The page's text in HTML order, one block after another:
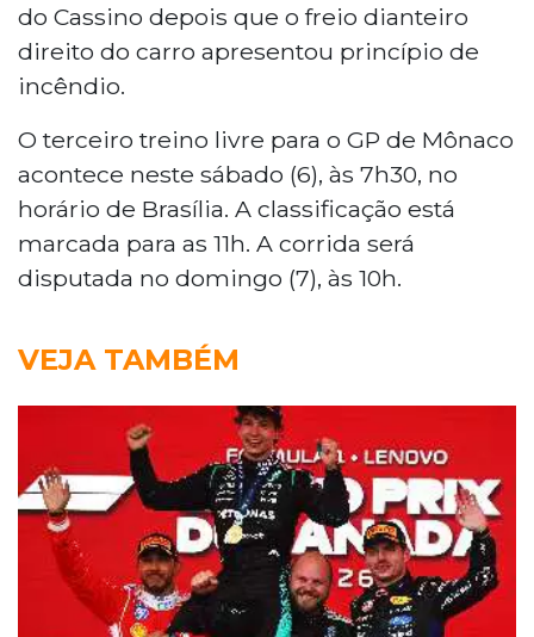
do Cassino depois que o freio dianteiro
direito do carro apresentou princípio de
incêndio.
O terceiro treino livre para o GP de Mônaco
acontece neste sábado (6), às 7h30, no
horário de Brasília. A classificação está
marcada para as 11h. A corrida será
disputada no domingo (7), às 10h.
VEJA TAMBÉM